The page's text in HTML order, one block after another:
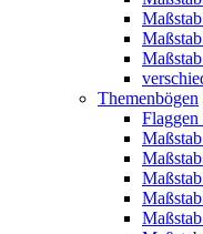
Themenbögen
Flaggen